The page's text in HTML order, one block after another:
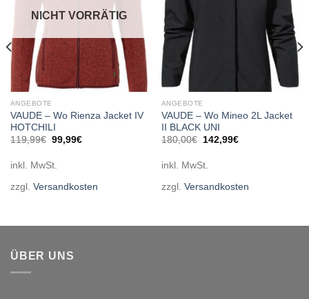
NICHT VORRÄTIG
ANGEBOTE
VAUDE – Wo Rienza Jacket IV
HOTCHILI
119,99€ Ursprünglicher
119,99€
99,99€Aktueller
inkl. MwSt.
zzgl. Versandkosten
ANGEBOTE
VAUDE – Wo Mineo 2L Jacket
II BLACK UNI
180,00€
Ursprünglicher
180,00€
142,99€Aktueller
inkl. MwSt.
zzgl. Versandkosten
ÜBER UNS